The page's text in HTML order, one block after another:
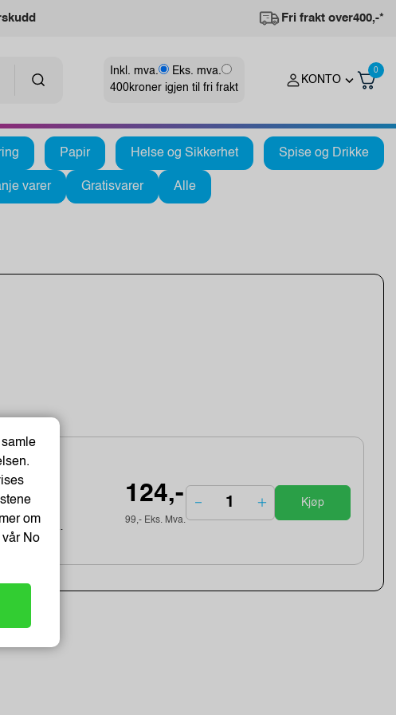
Fri frakt over400,-*
Inkl. mva.
Eks. mva.
400kroner igjen til fri frakt
KONTO
0
Papir Helse og Sikkerhet Spise og Drikke
varer Gratisvarer Alle
ordrebek...
124,-
99,- Eks. Mva.
Kjøp
om
vårNo